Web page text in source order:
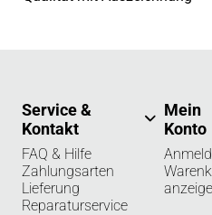
Service &
Kontakt
FAQ & Hilfe
Zahlungsarten
Lieferung
Reparaturservice
Mein
Konto